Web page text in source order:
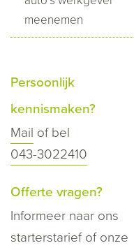
meenemen
Persoonlijk
kennismaken?
Mail of bel
043-3022410
Offerte vragen?
Informeer naar ons
starterstarief of onze